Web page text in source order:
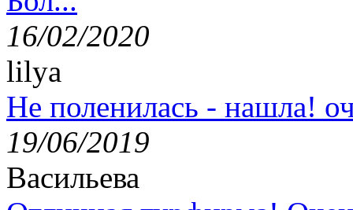
16/02/2020
lilya
Не поленилась - нашла!
19/06/2019
Васильева